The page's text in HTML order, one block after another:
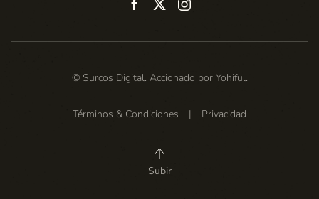
© Surcos Digital. Accionado por Yohiful.
Términos & Condiciones | Privacidad
Subir